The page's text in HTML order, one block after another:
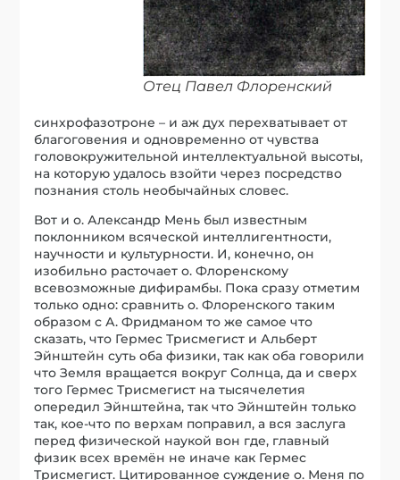
Отец Павел Флоренский
синхрофазотроне – и аж дух перехватывает от
благоговения и одновременно от чувства
головокружительной интеллектуальной высоты,
на которую удалось взойти через посредство
познания столь необычайных словес.
Вот и о. Александр Мень был известным
поклонником всяческой интеллигентности,
научности и культурности. И, конечно, он
изобильно расточает о. Флоренскому
всевозможные дифирамбы. Пока сразу отметим
только одно: сравнить о. Флоренского таким
образом с А. Фридманом то же самое что
сказать, что Гермес Трисмегист и Альберт
Эйнштейн суть оба физики, так как оба говорили
что Земля вращается вокруг Солнца, да и сверх
того Гермес Трисмегист на тысячелетия
опередил Эйнштейна, так что Эйнштейн только
так, кое-что по верхам поправил, а вся заслуга
перед физической наукой вон где, главный
физик всех времён не иначе как Гермес
Трисмегист. Цитированное суждение о. Меня по